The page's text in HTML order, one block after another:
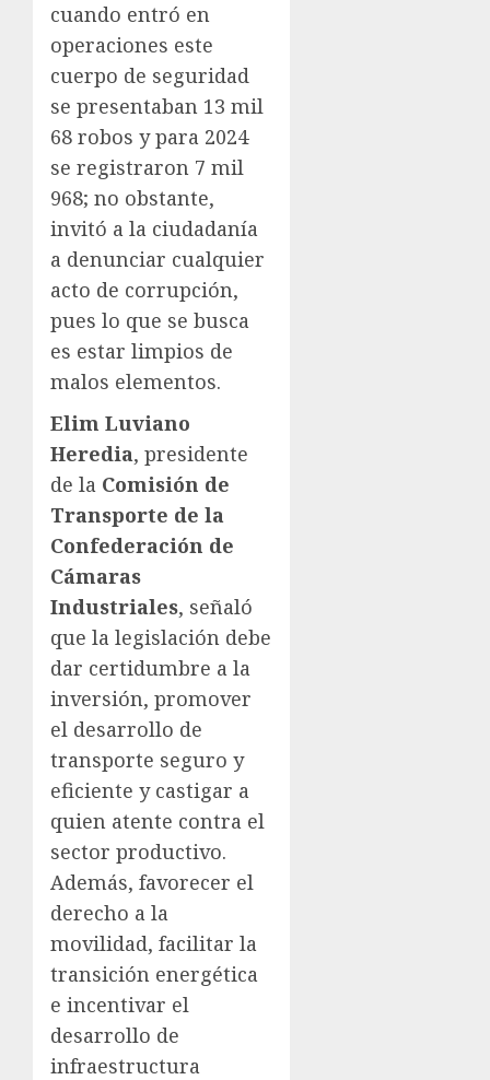
cuando entró en
operaciones este
cuerpo de seguridad
se presentaban 13 mil
68 robos y para 2024
se registraron 7 mil
968; no obstante,
invitó a la ciudadanía
a denunciar cualquier
acto de corrupción,
pues lo que se busca
es estar limpios de
malos elementos.
Elim Luviano
Heredia, presidente
de la Comisión de
Transporte de la
Confederación de
Cámaras
Industriales, señaló
que la legislación debe
dar certidumbre a la
inversión, promover
el desarrollo de
transporte seguro y
eficiente y castigar a
quien atente contra el
sector productivo.
Además, favorecer el
derecho a la
movilidad, facilitar la
transición energética
e incentivar el
desarrollo de
infraestructura